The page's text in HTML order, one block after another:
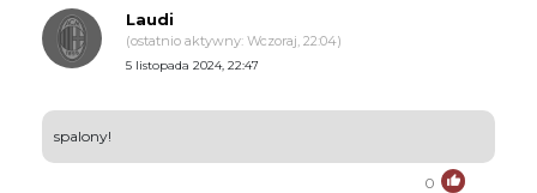
Laudi
(ostatnio aktywny: Wczoraj, 22:04)
5 listopada 2024, 22:47
spalony!
0